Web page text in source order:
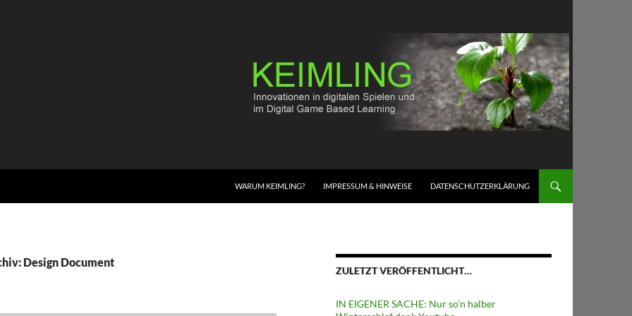
WARUM KEIMLING? IMPRESSUM & HINWEISE DATENSCHUTZERKLÄRUNG
Design Document
ZULETZT VERÖFFENTLICHT…
IN EIGENER SACHE: Nur so’n halber